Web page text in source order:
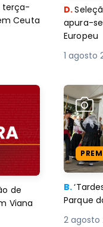
terça-
Ceuta
D.
apura-
Europeu
1 agosto
de
Viana
B.
Parque
2 agosto